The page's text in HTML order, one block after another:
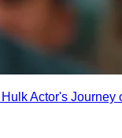
Actor's Journey